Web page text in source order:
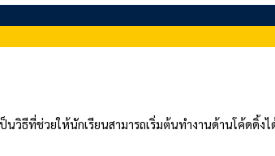
นวิธีที่ช่วยให้นักเรียนสามารถเริ่มต้นทำงานด้านโค้ด